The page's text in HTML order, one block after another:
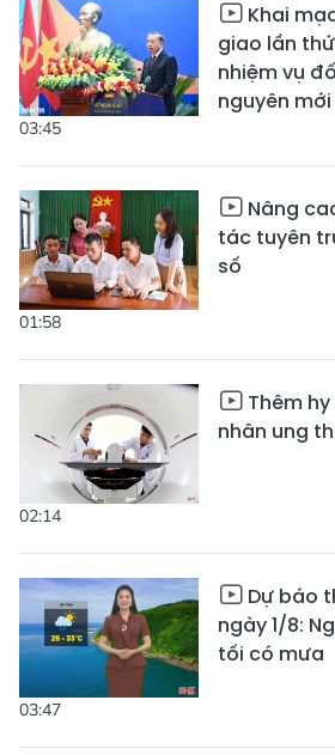
03:45
Khai
giao lần
nhiệm vụ
nguyên mới
01:58
Nâng
tác tuyên
số
02:14
Thêm
nhân ung
03:47
Dự báo
ngày 1/8:
tối có mưa